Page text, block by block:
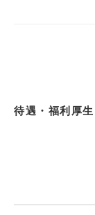
待遇・福利厚生